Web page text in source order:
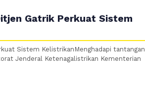
Gatrik Perkuat Sistem
Sistem KelistrikanMenghadapi tantangan
Jenderal Ketenagalistrikan Kementerian